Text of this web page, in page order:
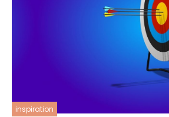
inspiration